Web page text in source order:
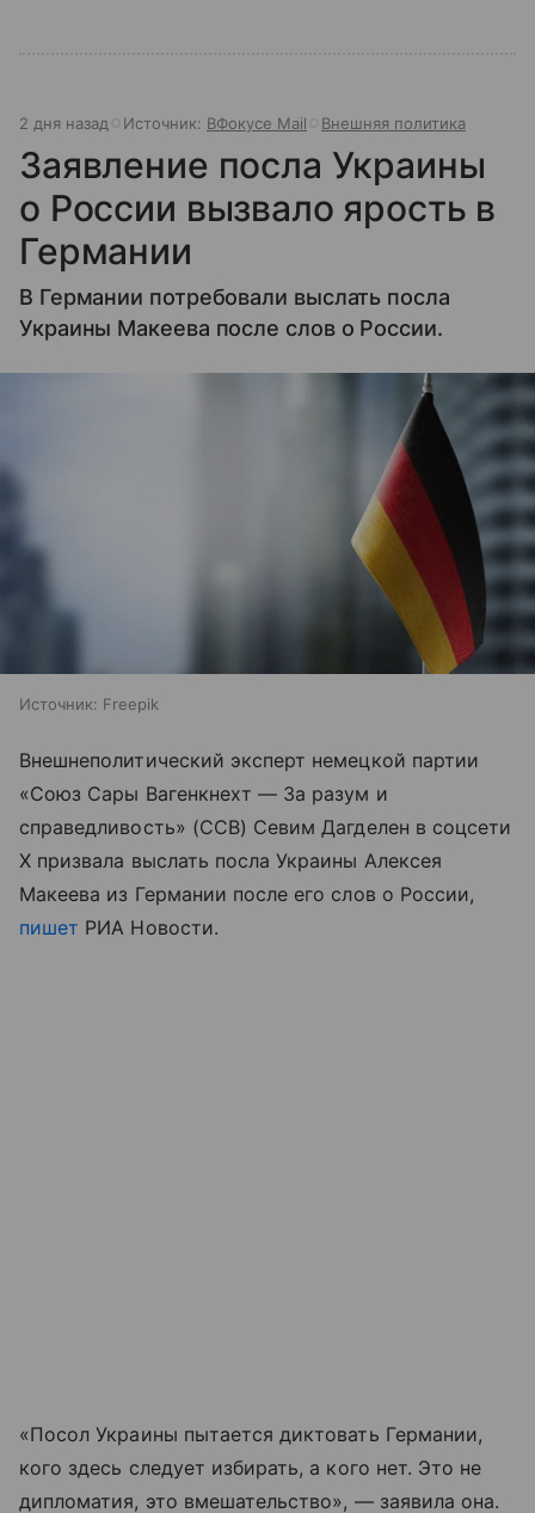
2 дня назад Источник: ВФокусе Mail Внешняя политика
Заявление посла Украины
о России вызвало ярость в
Германии
В Германии потребовали выслать посла
Украины Макеева после слов о России.
Источник: Freepik
Внешнеполитический эксперт немецкой партии
«Союз Сары Вагенкнехт — За разум и
справедливость» (ССВ) Севим Дагделен в соцсети
X призвала выслать посла Украины Алексея
Макеева из Германии после его слов о России,
пишет РИА Новости.
«Посол Украины пытается диктовать Германии,
кого здесь следует избирать, а кого нет. Это не
дипломатия, это вмешательство», — заявила она.